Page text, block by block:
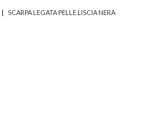
| SCARPA LEGATA PELLE LISCIA NERA